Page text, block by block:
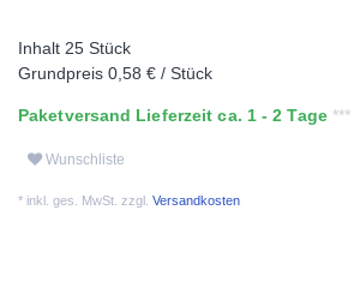
Inhalt 25 Stück
Grundpreis 0,58 € / Stück
Paketversand Lieferzeit ca. 1 - 2 Tage
Wunschliste
* inkl. ges. MwSt. zzgl. Versandkosten